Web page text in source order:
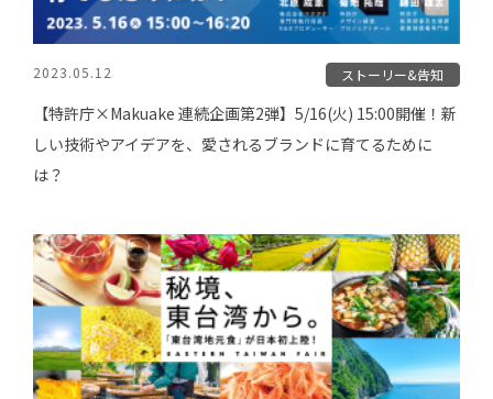
2023.05.12 ストーリー&告知
【特許庁×Makuake 連続企画第2弾】5/16(火) 15:00開催！新
しい技術やアイデアを、愛されるブランドに育てるために
は？